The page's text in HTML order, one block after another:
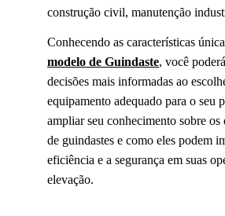
construção civil, manutenção
Conhecendo as características
modelo de Guindaste, você
decisões mais informadas ao
equipamento adequado para o seu
ampliar seu conhecimento sobre os
de guindastes e como eles podem
eficiência e a segurança em suas
elevação.